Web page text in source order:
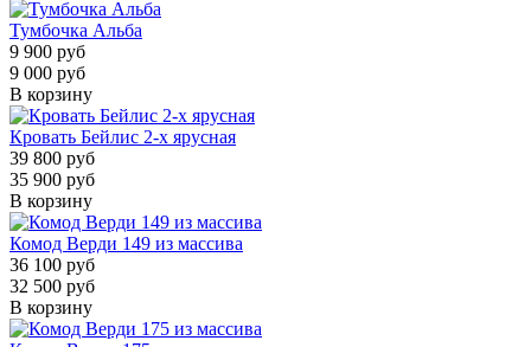
Тумбочка Альба
9 900 руб
9 000 руб
В корзину
Кровать Бейлис 2-х ярусная
39 800 руб
35 900 руб
В корзину
Комод Верди 149 из массива
36 100 руб
32 500 руб
В корзину